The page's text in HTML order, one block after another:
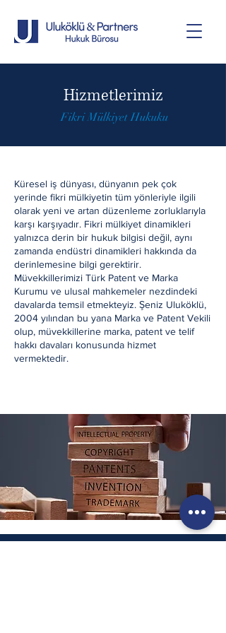
Hizmetlerimiz
Fikri Mülkiyet Hukuku
Küresel iş dünyası, dünyanın pek çok
yerinde fikri mülkiyetin tüm yönleriyle ilgili
olarak yeni ve artan düzenleme zorluklarıyla
karşı karşıyadır. Fikri mülkiyet dinamikleri
yalnızca derin bir hukuk bilgisi değil, aynı
zamanda endüstri dinamikleri hakkında da
derinlemesine bilgi gerektirir.
Müvekkillerimizi Türk Patent ve Marka
Kurumu ve ulusal mahkemeler nezdindeki
davalarda temsil etmekteyiz. Şeniz Uluköklü,
2004 yılından bu yana Marka ve Patent Vekili
olup, müvekkillerine marka, patent ve telif
hakkı davaları konusunda hizmet
vermektedir.